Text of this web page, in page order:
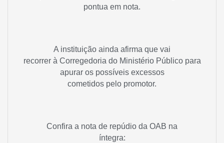
pontua em nota.
A instituição ainda afirma que vai
recorrer à Corregedoria do Ministério Público para
apurar os possíveis excessos
cometidos pelo promotor.
Confira a nota de repúdio da OAB na
íntegra: